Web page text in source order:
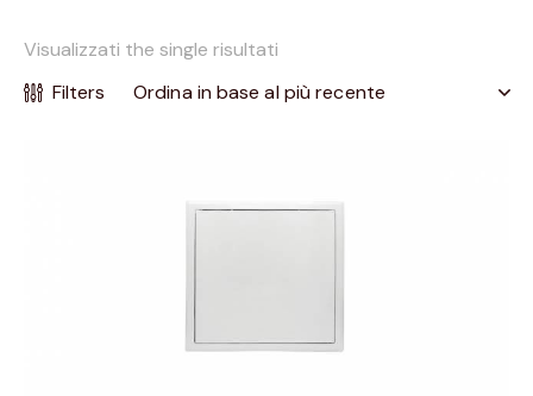
Visualizzati the single risultati
Filters